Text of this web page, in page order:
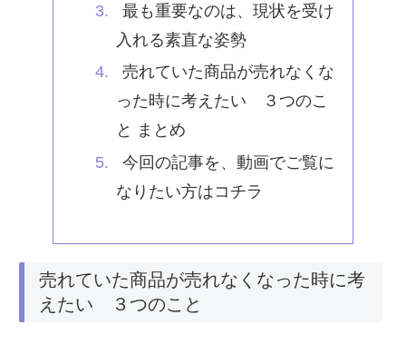
最も重要なのは、現状を受け
入れる素直な姿勢
売れていた商品が売れなくな
った時に考えたい ３つのこ
と まとめ
今回の記事を、動画でご覧に
なりたい方はコチラ
売れていた商品が売れなくなった時に考
えたい ３つのこと